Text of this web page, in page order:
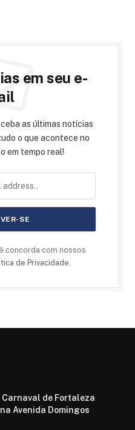
em seu e-
as últimas notícias
o que acontece no
em tempo real!
concorda com nossos
de Privacidade.
Carnaval de Fortaleza
Avenida Domingos